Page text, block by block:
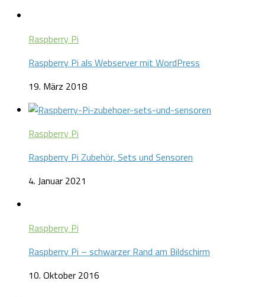
Raspberry Pi
Raspberry Pi als Webserver mit WordPress
19. März 2018
Raspberry Pi
Raspberry Pi Zubehör, Sets und Sensoren
4. Januar 2021
Raspberry Pi
Raspberry Pi – schwarzer Rand am Bildschirm
10. Oktober 2016